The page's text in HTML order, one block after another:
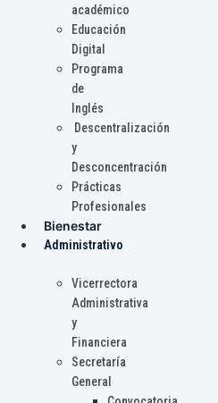
académico
Educación
Digital
Programa
de
Inglés
Descentralización
y
Desconcentración
Prácticas
Profesionales
Bienestar
Administrativo
Vicerrectora
Administrativa
y
Financiera
Secretaría
General